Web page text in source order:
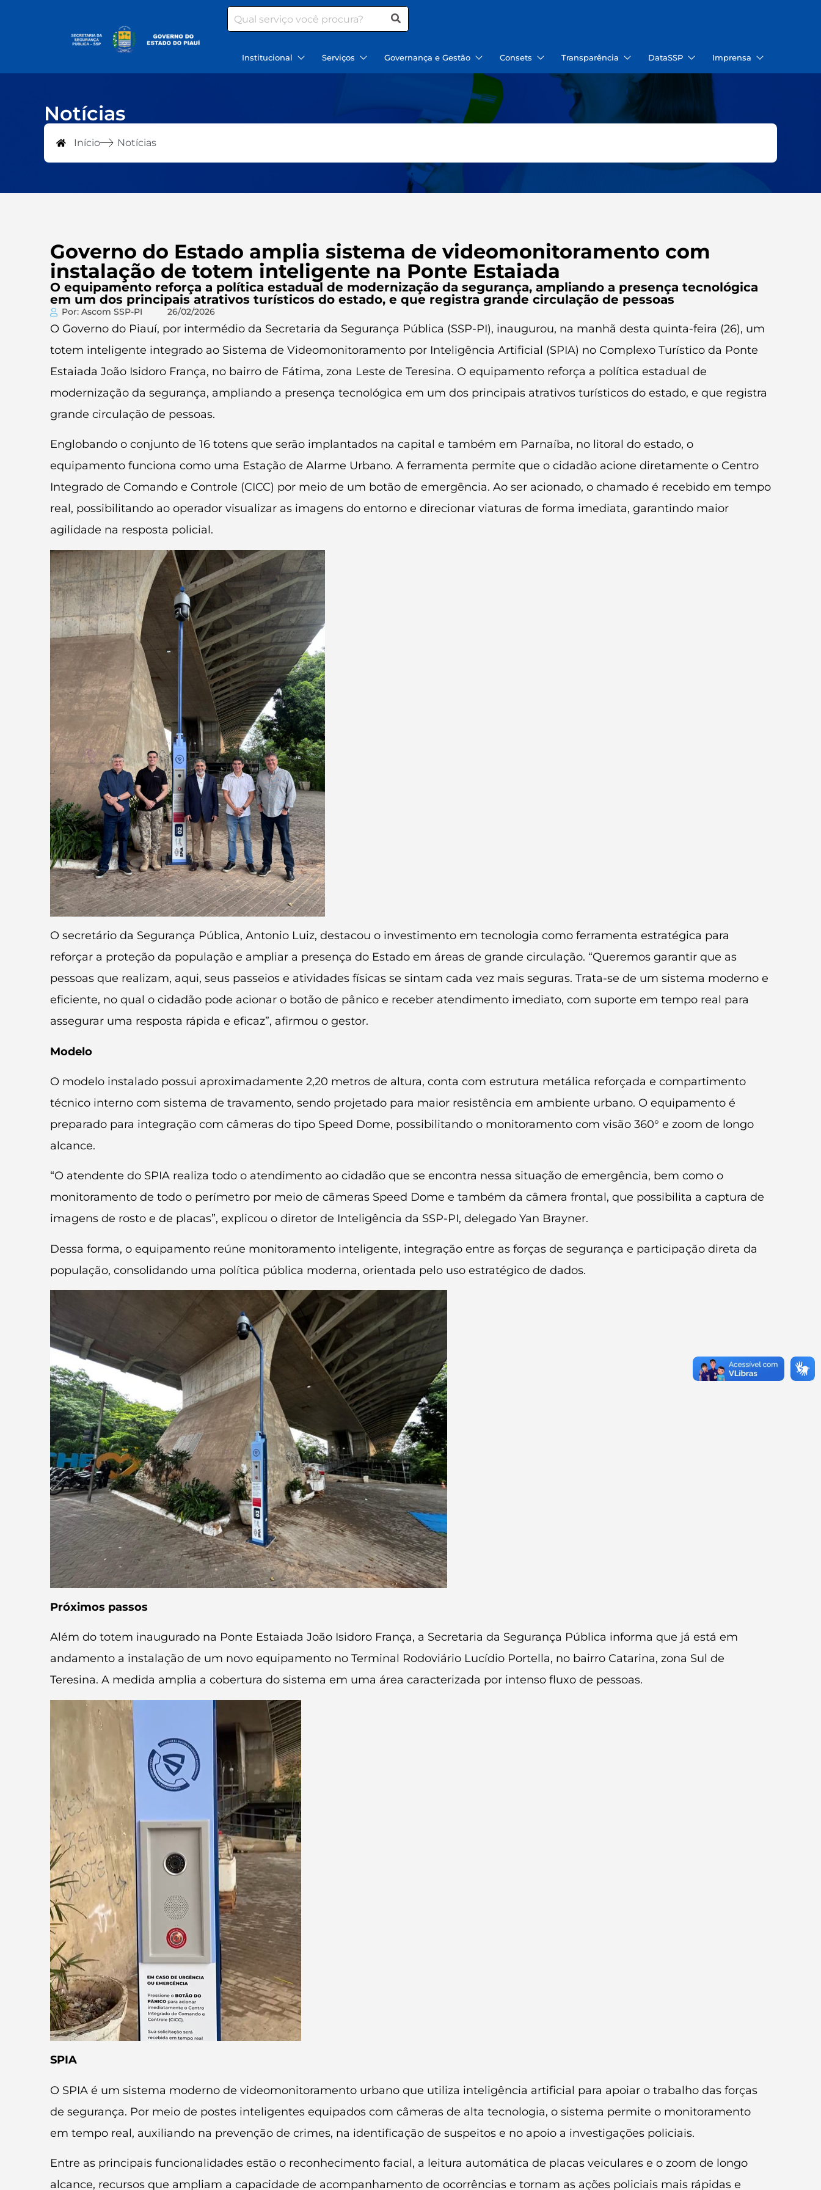
Search
Institucional Serviços Governança e Gestão Consets Transparência DataSSP Imprensa
Notícias
Início Notícias
Governo do Estado amplia sistema de videomonitoramento com
instalação de totem inteligente na Ponte Estaiada
O equipamento reforça a política estadual de modernização da segurança, ampliando a presença tecnológica
em um dos principais atrativos turísticos do estado, e que registra grande circulação de pessoas
Por: Ascom SSP-PI 26/02/2026
O Governo do Piauí, por intermédio da Secretaria da Segurança Pública (SSP-PI), inaugurou, na manhã desta quinta-feira (26), um
totem inteligente integrado ao Sistema de Videomonitoramento por Inteligência Artificial (SPIA) no Complexo Turístico da Ponte
Estaiada João Isidoro França, no bairro de Fátima, zona Leste de Teresina. O equipamento reforça a política estadual de
modernização da segurança, ampliando a presença tecnológica em um dos principais atrativos turísticos do estado, e que registra
grande circulação de pessoas.
Englobando o conjunto de 16 totens que serão implantados na capital e também em Parnaíba, no litoral do estado, o
equipamento funciona como uma Estação de Alarme Urbano. A ferramenta permite que o cidadão acione diretamente o Centro
Integrado de Comando e Controle (CICC) por meio de um botão de emergência. Ao ser acionado, o chamado é recebido em tempo
real, possibilitando ao operador visualizar as imagens do entorno e direcionar viaturas de forma imediata, garantindo maior
agilidade na resposta policial.
O secretário da Segurança Pública, Antonio Luiz, destacou o investimento em tecnologia como ferramenta estratégica para
reforçar a proteção da população e ampliar a presença do Estado em áreas de grande circulação. “Queremos garantir que as
pessoas que realizam, aqui, seus passeios e atividades físicas se sintam cada vez mais seguras. Trata-se de um sistema moderno e
eficiente, no qual o cidadão pode acionar o botão de pânico e receber atendimento imediato, com suporte em tempo real para
assegurar uma resposta rápida e eficaz”, afirmou o gestor.
Modelo
O modelo instalado possui aproximadamente 2,20 metros de altura, conta com estrutura metálica reforçada e compartimento
técnico interno com sistema de travamento, sendo projetado para maior resistência em ambiente urbano. O equipamento é
preparado para integração com câmeras do tipo Speed Dome, possibilitando o monitoramento com visão 360° e zoom de longo
alcance.
“O atendente do SPIA realiza todo o atendimento ao cidadão que se encontra nessa situação de emergência, bem como o
monitoramento de todo o perímetro por meio de câmeras Speed Dome e também da câmera frontal, que possibilita a captura de
imagens de rosto e de placas”, explicou o diretor de Inteligência da SSP-PI, delegado Yan Brayner.
Dessa forma, o equipamento reúne monitoramento inteligente, integração entre as forças de segurança e participação direta da
população, consolidando uma política pública moderna, orientada pelo uso estratégico de dados.
Próximos passos
Além do totem inaugurado na Ponte Estaiada João Isidoro França, a Secretaria da Segurança Pública informa que já está em
andamento a instalação de um novo equipamento no Terminal Rodoviário Lucídio Portella, no bairro Catarina, zona Sul de
Teresina. A medida amplia a cobertura do sistema em uma área caracterizada por intenso fluxo de pessoas.
SPIA
O SPIA é um sistema moderno de videomonitoramento urbano que utiliza inteligência artificial para apoiar o trabalho das forças
de segurança. Por meio de postes inteligentes equipados com câmeras de alta tecnologia, o sistema permite o monitoramento
em tempo real, auxiliando na prevenção de crimes, na identificação de suspeitos e no apoio a investigações policiais.
Entre as principais funcionalidades estão o reconhecimento facial, a leitura automática de placas veiculares e o zoom de longo
alcance, recursos que ampliam a capacidade de acompanhamento de ocorrências e tornam as ações policiais mais rápidas e